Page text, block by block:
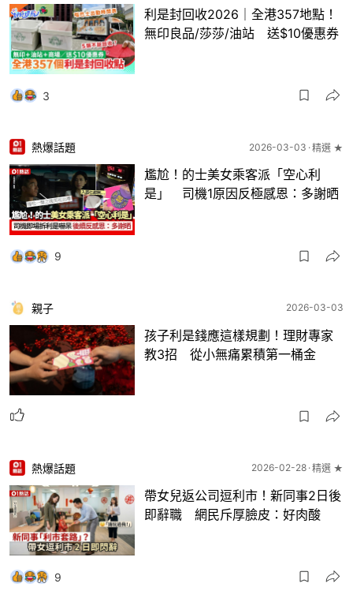
利是封回收2026｜全港357地點！
無印良品/莎莎/油站 送$10優惠券
3
熱爆話題 2026-03-03 精選 ★
尷尬！的士美女乘客派「空心利
是」 司機1原因反極感恩：多謝晒
9
親子 2026-03-03
孩子利是錢應這樣規劃！理財專家
教3招 從小無痛累積第一桶金
熱爆話題 2026-02-28 精選 ★
帶女兒返公司逗利市！新同事2日後
即辭職 網民斥厚臉皮：好肉酸
9